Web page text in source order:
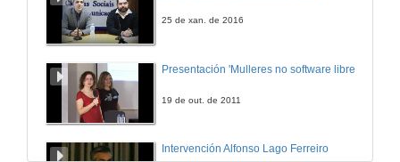
25 de xan. de 2016
Presentación 'Mulleres no software libre'
19 de out. de 2011
Intervención Alfonso Lago Ferreiro